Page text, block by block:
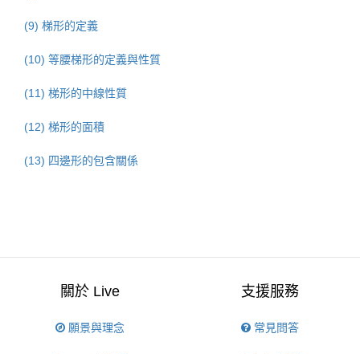
(9) 梯形的定義
(10) 等腰梯形的定義與性質
(11) 梯形的中線性質
(12) 梯形的面積
(13) 四邊形的包含關係
關於 Live
願景與理念
支援服務
常見問答